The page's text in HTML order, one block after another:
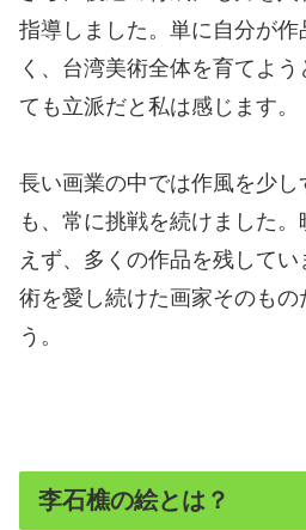
指導しました。単に自分が
く、台湾美術全体を育てよ
ても立派だと私は感じます。
長い画業の中では作風を少し
も、常に挑戦を続けました
えず、多くの作品を残して
術を愛し続けた画家そのもの
う。
李石樵の絵とは？